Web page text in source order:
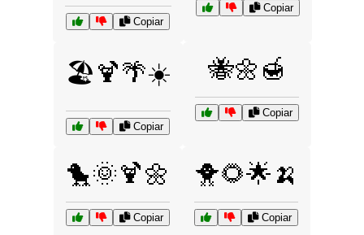
Copiar
Copiar
🏖️🍹🌴☀️
Copiar
🐝🌼🍯
Copiar
🐤🌞🍹🌼
Copiar
🐥🌻🌟🍌
Copiar